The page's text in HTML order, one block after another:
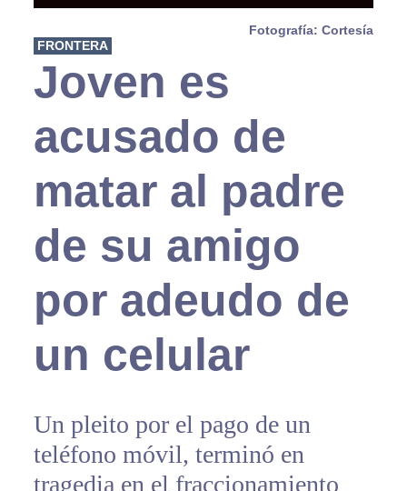
Fotografía: Cortesía
FRONTERA
Joven es
acusado de
matar al padre
de su amigo
por adeudo de
un celular
Un pleito por el pago de un
teléfono móvil, terminó en
tragedia en el fraccionamiento